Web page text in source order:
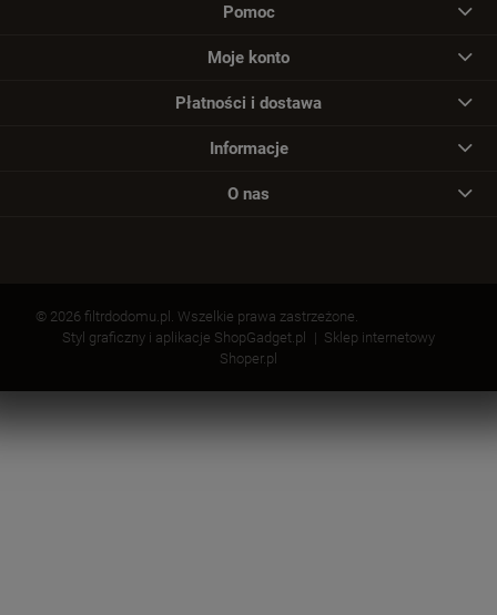
Pomoc
Moje konto
Płatności i dostawa
Informacje
O nas
© 2026 filtrdodomu.pl. Wszelkie prawa zastrzeżone.
Styl graficzny i aplikacje ShopGadget.pl
Sklep internetowy
Shoper.pl